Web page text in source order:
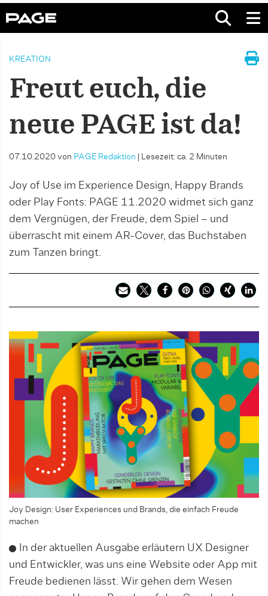
KREATION
Freut euch, die
neue PAGE ist da!
07.10.2020 von PAGE Redaktion Lesezeit: ca. 2 Minuten
Joy of Use im Experience Design, Happy Brands
oder Play Fonts: PAGE 11.2020 widmet sich ganz
dem Vergnügen, der Freude, dem Spiel – und
überrascht mit einem AR-Cover, das Buchstaben
zum Tanzen bringt.
Joy Design: User Experiences und Brands, die einfach Freude
machen
In der aktuellen Ausgabe erläutern UX Designer
und Entwickler, was uns eine Website oder App mit
Freude bedienen lässt. Wir gehen dem Wesen